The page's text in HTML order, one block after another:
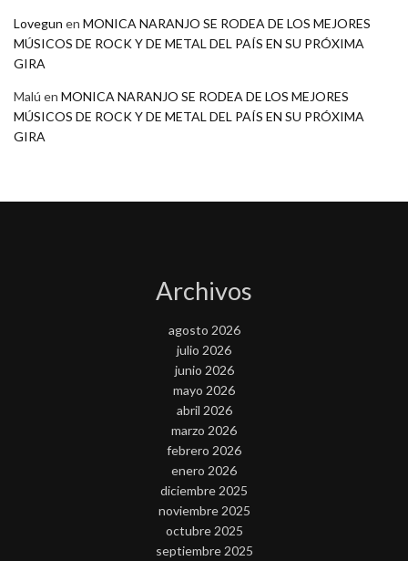
Lovegun en MONICA NARANJO SE RODEA DE LOS MEJORES
MÚSICOS DE ROCK Y DE METAL DEL PAÍS EN SU PRÓXIMA
GIRA
Malú en MONICA NARANJO SE RODEA DE LOS MEJORES
MÚSICOS DE ROCK Y DE METAL DEL PAÍS EN SU PRÓXIMA
GIRA
Archivos
agosto 2026
julio 2026
junio 2026
mayo 2026
abril 2026
marzo 2026
febrero 2026
enero 2026
diciembre 2025
noviembre 2025
octubre 2025
septiembre 2025